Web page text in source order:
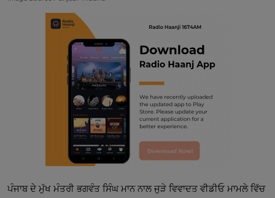
ਪੰਜਾਬ ਦੇ ਮੁੱਖ ਮੰਤਰੀ ਭਗਵੰਤ ਸਿੰਘ ਮਾਨ ਨਾਲ ਜੁੜੇ ਵਿਵਾਦਤ ਵੀਡੀਓ ਮਾਮਲੇ ਵਿੱਚ